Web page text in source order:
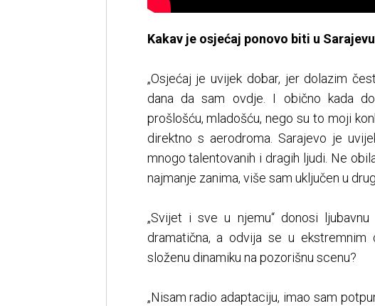
Kakav je osjećaj ponovo biti u
„Osjećaj je uvijek dobar, jer dolazim
dana da sam ovdje. I obično kada
prošlošću, mladošću, nego su to moji
direktno s aerodroma. Sarajevo je
mnogo talentovanih i dragih ljudi. Ne
najmanje zanima, više sam uključen u
„Svijet i sve u njemu“ donosi
dramatična, a odvija se u
složenu dinamiku na pozorišnu scenu?
„Nisam radio adaptaciju, imao sam